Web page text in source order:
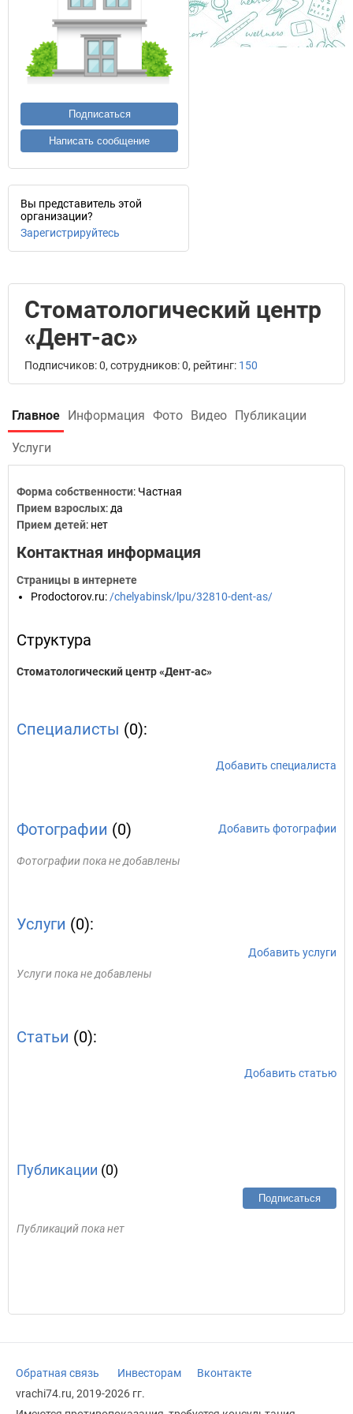
Подписаться
Написать сообщение
Вы представитель этой
организации?
Зарегистрируйтесь
Стоматологический центр
«Дент-ас»
Подписчиков: 0, сотрудников: 0, рейтинг: 150
Главное Информация Фото Видео Публикации
Услуги
Форма собственности: Частная
Прием взрослых: да
Прием детей: нет
Контактная информация
Страницы в интернете
Prodoctorov.ru: /chelyabinsk/lpu/32810-dent-as/
Структура
Стоматологический центр «Дент-ас»
Специалисты (0):
Добавить специалиста
Фотографии (0) Добавить фотографии
Фотографии пока не добавлены
Услуги (0):
Добавить услуги
Услуги пока не добавлены
Статьи (0):
Добавить статью
Публикации (0)
Подписаться
Публикаций пока нет
Обратная связь Инвесторам
Вконтакте
vrachi74.ru, 2019-2026 гг.